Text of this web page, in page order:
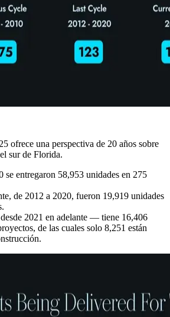
ofrece una perspectiva de 20 años sobre
sur de Florida.
se entregaron 58,953 unidades en 275
de 2012 a 2020, fueron 19,919 unidades
2021 en adelante — tiene 16,406
de las cuales solo 8,251 están